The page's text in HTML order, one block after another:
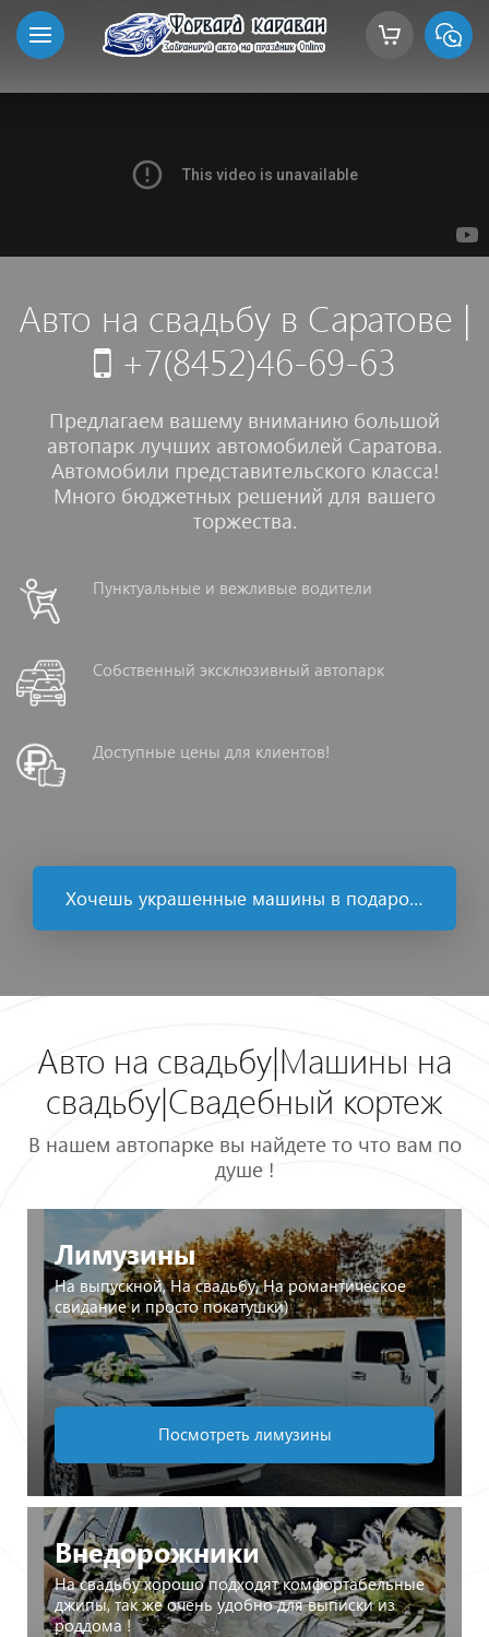
Авто на свадьбу в Саратове |
+7(8452)46-69-63
Предлагаем вашему вниманию большой
автопарк лучших автомобилей Саратова.
Автомобили представительского класса!
Много бюджетных решений для вашего
торжества.
Пунктуальные и вежливые водители
Собственный эксклюзивный автопарк
Доступные цены для клиентов!
Хочешь украшенные машины в подарок ?
Авто на свадьбу|Машины на
свадьбу|Свадебный кортеж
В нашем автопарке вы найдете то что вам по
душе !
Лимузины
На выпускной, На свадьбу, На романтическое
свидание и просто покатушки)
Посмотреть лимузины
Внедорожники
На свадьбу хорошо подходят комфортабельные
джипы, так же очень удобно для выписки из
роддома !